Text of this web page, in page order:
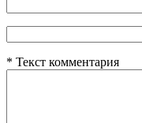
* Текст комментария